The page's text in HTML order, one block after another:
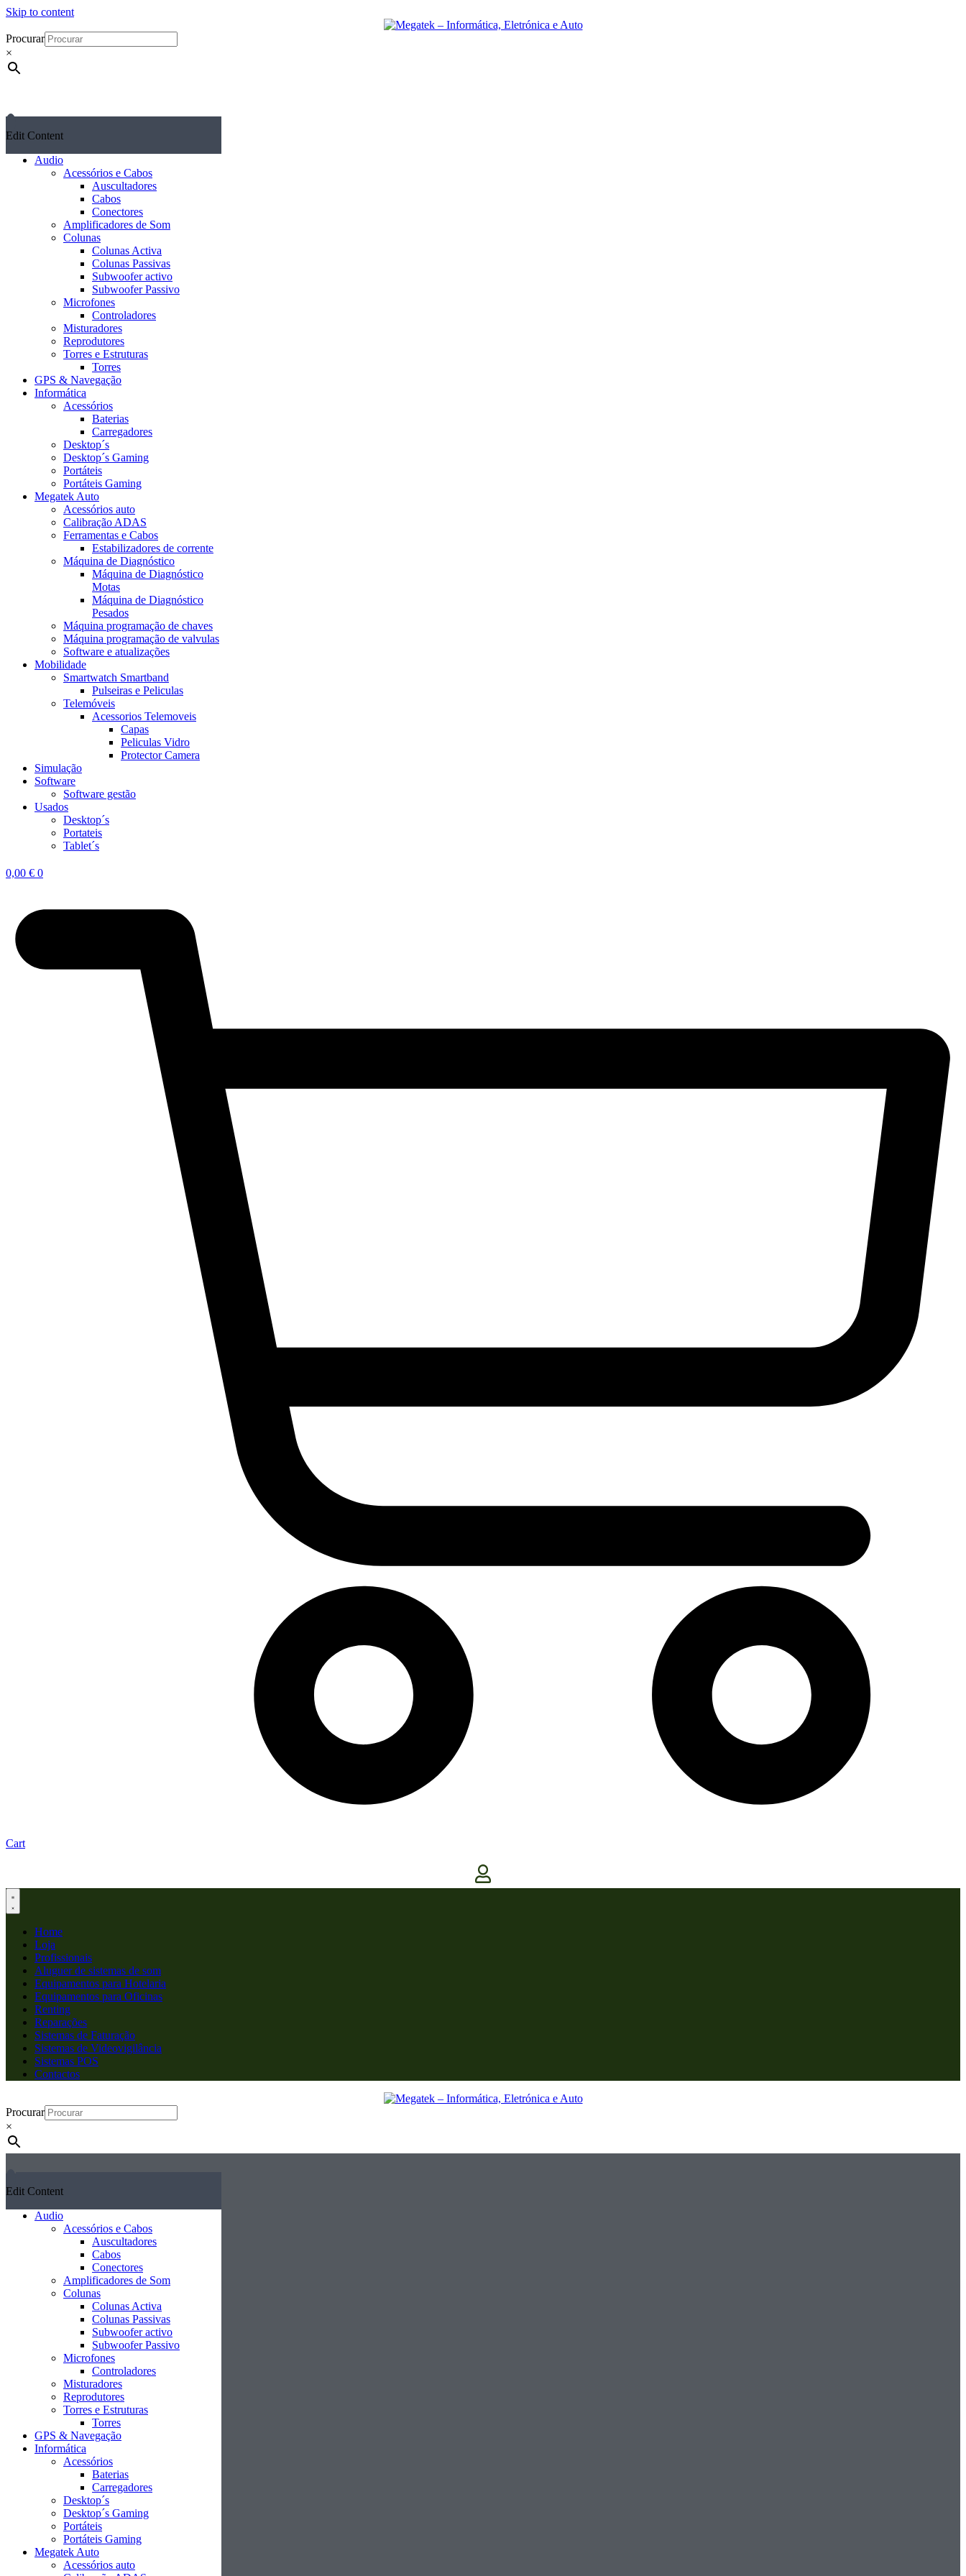
Skip to content
Procurar
×
Edit Content
Audio
Acessórios e Cabos
Auscultadores
Cabos
Conectores
Amplificadores de Som
Colunas
Colunas Activa
Colunas Passivas
Subwoofer activo
Subwoofer Passivo
Microfones
Controladores
Misturadores
Reprodutores
Torres e Estruturas
Torres
GPS & Navegação
Informática
Acessórios
Baterias
Carregadores
Desktop´s
Desktop´s Gaming
Portáteis
Portáteis Gaming
Megatek Auto
Acessórios auto
Calibração ADAS
Ferramentas e Cabos
Estabilizadores de corrente
Máquina de Diagnóstico
Máquina de Diagnóstico
Motas
Máquina de Diagnóstico
Pesados
Máquina programação de chaves
Máquina programação de valvulas
Software e atualizações
Mobilidade
Smartwatch Smartband
Pulseiras e Peliculas
Telemóveis
Acessorios Telemoveis
Capas
Peliculas Vidro
Protector Camera
Simulação
Software
Software gestão
Usados
Desktop´s
Portateis
Tablet´s
0,00 € 0
Cart
Home
Loja
Profissionais
Aluguer de sistemas de som
Equipamentos para Hotelaria
Equipamentos para Oficinas
Renting
Reparações
Sistemas de Faturação
Sistemas de Videovigilância
Sistemas POS
Contactos
Procurar
×
Edit Content
Audio
Acessórios e Cabos
Auscultadores
Cabos
Conectores
Amplificadores de Som
Colunas
Colunas Activa
Colunas Passivas
Subwoofer activo
Subwoofer Passivo
Microfones
Controladores
Misturadores
Reprodutores
Torres e Estruturas
Torres
GPS & Navegação
Informática
Acessórios
Baterias
Carregadores
Desktop´s
Desktop´s Gaming
Portáteis
Portáteis Gaming
Megatek Auto
Acessórios auto